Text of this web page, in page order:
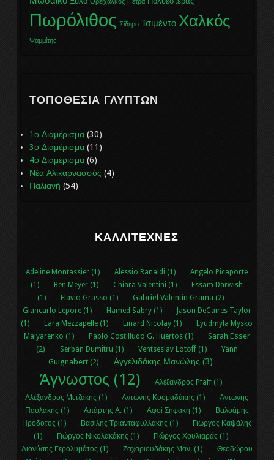
Ορείχαλκος Πέτρα
Πωρόλιθος Σίδερο Τσιμέντο Χαλκός
Ψαμμίτης
ΤΟΠΟΘΕΣΊΑ ΓΛΥΠΤΏΝ
1ο Διαμέρισμα (30)
3ο Διαμέρισμα (11)
4ο Διαμέρισμα (6)
Νέα Αλικαρνασσός (4)
Παλιανή (54)
ΚΑΛΛΙΤΈΧΝΕΣ
Adeline Montassier (1) Alessio Ranaldi (1)
Angelo Picaporte
(1)
Ben Meyer (1) Chiara Valentini (1)
Essam Darwish
(1)
Flavio Grasso (1) Gabriel Valentin Grama (2)
Giancarlo Lepore (1) Hamed Sabry (1)
Jason DeCaires Taylor
(1)
Lara Mezzapelle (1) Linard Nicolay (1)
Lyudmyla Mysko
Malyarenko (1)
Pablo Costilludo G. Huertos (1)
Sarah Esser
(2)
Serban Dumitru (1) Ventseslav Lotoff (1)
Yann
Guignabert (2)
Αγγελιδάκης Μανώλης (3)
Άγνωστος (12)
Αλέξανδρος Pfaff (1)
Αλέξανδρος Μετζάκης (1)
Αντώνης Κοσμαδάκης (1)
Αντώνης
Παυλάκης (1)
Απάρτης Α. (1) Αφοί Σηφάκη (1)
Βαλσάμης
Ηρόδοτος (1)
Βασίλης Τριανταφυλλάκης (1)
Γιώργος Καψάλης
(1)
Γιώργος Νικολακάκης (1)
Γιώργος Χουλιαράς (1)
Διονύσης Γερολυμάτος (1)
Ζαχαριουδάκης Μαν. (1)
Θεοδώρου